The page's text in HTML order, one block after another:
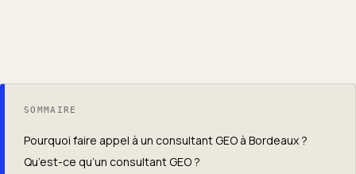
SOMMAIRE
Pourquoi faire appel à un consultant GEO à Bordeaux ?
Qu’est-ce qu’un consultant GEO ?